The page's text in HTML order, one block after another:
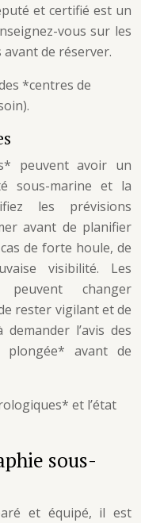
et certifié est un
vous sur les
de réserver.
*centres de
peuvent avoir un
sous-marine et la
les prévisions
avant de planifier
de forte houle, de
visibilité. Les
peuvent changer
rester vigilant et de
l’avis des
plongée* avant de
et l’état
sous-
et équipé, il est